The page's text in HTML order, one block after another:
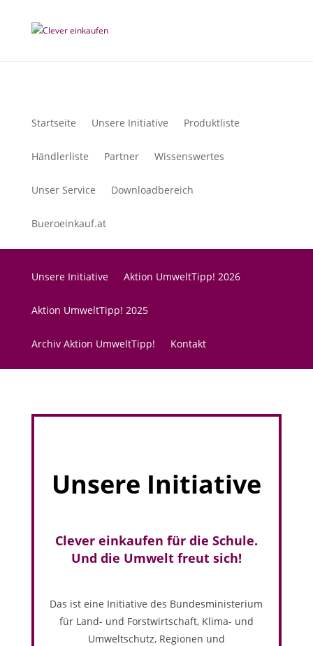
Startseite Unsere Initiative Produktliste
Händlerliste Partner Wissenswertes
Unser Service Downloadbereich
Bueroeinkauf.at
Unsere Initiative Aktion UmweltTipp! 2026
Aktion UmweltTipp! 2025
Archiv Aktion UmweltTipp! Kontakt
Unsere Initiative
Clever einkaufen für die Schule.
Und die Umwelt freut sich!
Das ist eine Initiative des Bundesministerium
für Land- und Forstwirtschaft, Klima- und
Umweltschutz, Regionen und